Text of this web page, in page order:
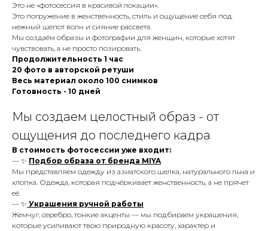
Это не «фотосессия в красивой локации».
Это погружение в женственность, стиль и ощущение себя под
нежный шепот волн и сияние рассвета.
Мы создаём образы и фотографии для женщин, которые хотят
чувствовать, а не просто позировать.
Продолжительность 1 час
20 фото в авторской ретуши
Весь материал около 100 снимков
Готовность - 10 дней
Мы создаем целостный образ - от
ощущения до последнего кадра
В стоимость фотосессии уже входит:
— ✨ Подбор образа от бренда MIYA
Мы представляем одежду из азиатского шелка, натурального льна и
хлопка. Одежда, которая подчёркивает женственность, а не прячет
её.
— ✨ Украшения ручной работы
Жемчуг, серебро, тонкие акценты — мы подбираем украшения,
которые усиливают твою природную красоту, характер и